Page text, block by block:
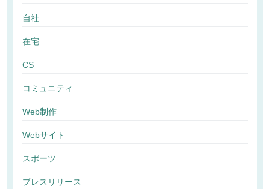
自社
在宅
CS
コミュニティ
Web制作
Webサイト
スポーツ
プレスリリース